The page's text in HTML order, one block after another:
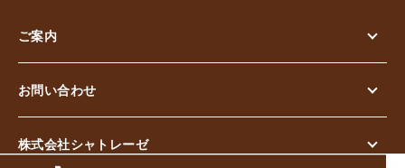
ご案内
お問い合わせ
株式会社シャトレーゼ